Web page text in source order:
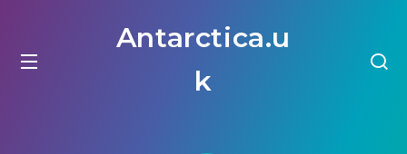
Antarctica.u
k